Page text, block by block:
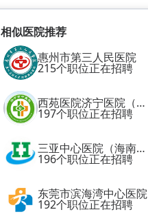
相似医院推荐
惠州市第三人民医院
215个职位正在招聘
西苑医院济宁医院（济宁市中医院）
197个职位正在招聘
三亚中心医院（海南省第三人民医院）
196个职位正在招聘
东莞市滨海湾中心医院
192个职位正在招聘